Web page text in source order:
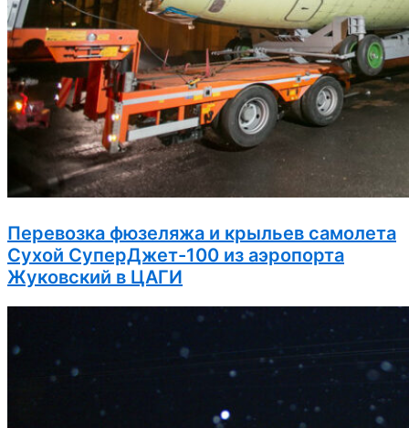
Перевозка фюзеляжа и крыльев самолета
Сухой СуперДжет-100 из аэропорта
Жуковский в ЦАГИ